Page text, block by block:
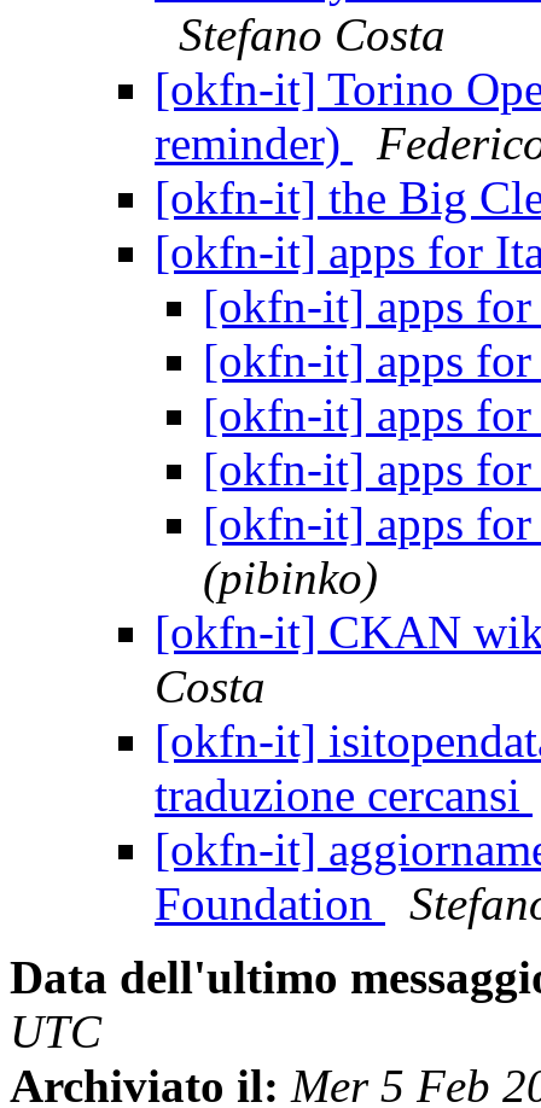
Stefano Costa
[okfn-it] Torino
reminder)
[okfn-it] the Big
[okfn-it] apps for
[okfn-it] apps
[okfn-it] apps
[okfn-it] apps
[okfn-it] apps
[okfn-it] apps
(pibinko)
[okfn-it] CKAN
Costa
[okfn-it]
traduzione cercansi
[okfn-it]
Foundation
Data dell'ultimo
UTC
Archiviato il: Mer 5 Feb